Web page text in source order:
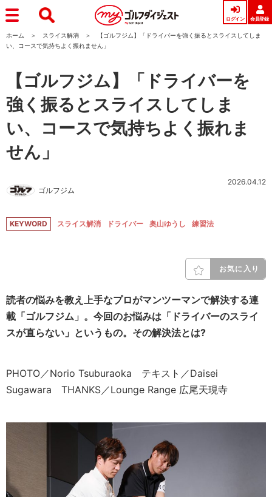
ログイン 会員登録
ホーム スライス解消
【ゴルフジム】「ドライバーを強く振るとスライスしてしま
い、コースで気持ちよく振れません」
【ゴルフジム】「ドライバーを
強く振るとスライスしてしま
い、コースで気持ちよく振れま
せん」
ゴルフジム
2026.04.12
KEYWORD スライス解消 ドライバー 奥山ゆうし 練習法
お気に入り
読者の悩みを教え上手なプロがマンツーマンで解決する連
載「ゴルフジム」。今回のお悩みは「ドライバーのスライ
スが直らない」というもの。その解決法とは?
PHOTO／Norio Tsuburaoka テキスト／Daisei
Sugawara THANKS／Lounge Range 広尾天現寺